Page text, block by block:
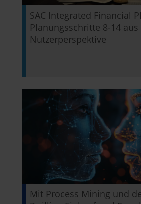
SAC Integrated Financial
Planungsschritte 8-14
Nutzerperspektive
Mit Process Mining und